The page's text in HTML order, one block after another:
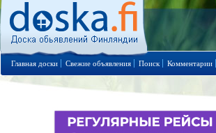
Главная доски Свежие объявления Поиск Комментарии